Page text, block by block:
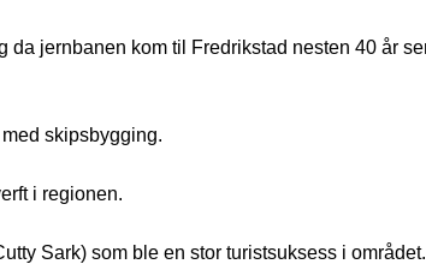
jernbanen kom til Fredrikstad nesten 40 år
skipsbygging.
i regionen.
Sark) som ble en stor turistsuksess i området.